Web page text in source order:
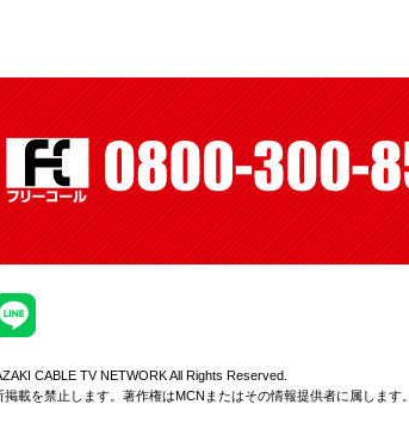
CABLE TV NETWORK All Rights Reserved.
掲載を禁止します。著作権はMCNまたはその情報提供者に属します。